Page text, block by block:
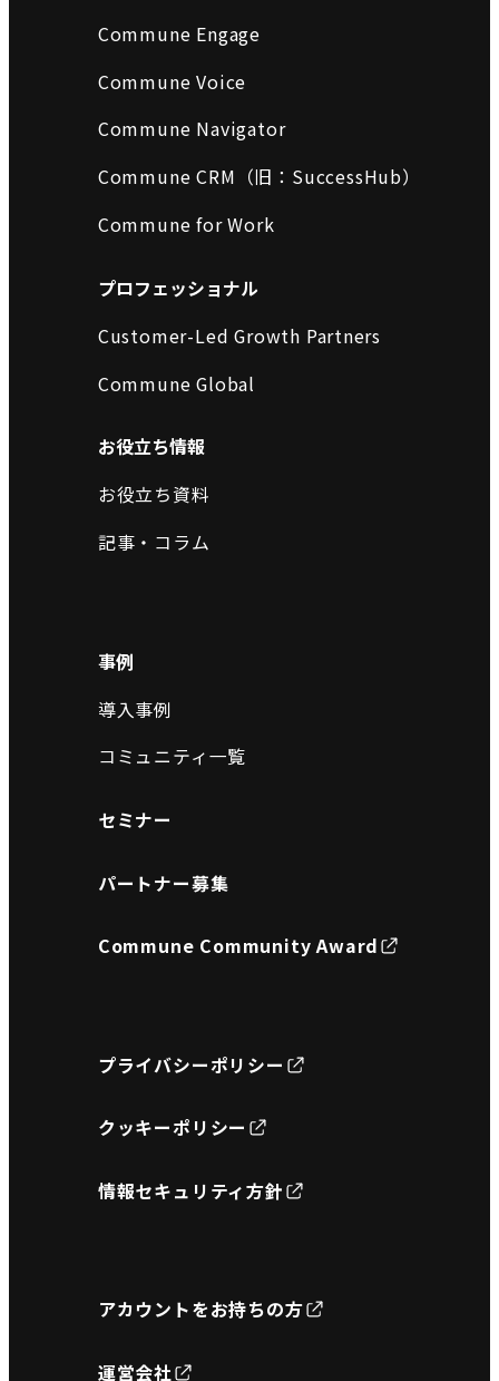
Commune Engage
Commune Voice
Commune Navigator
Commune CRM（旧：SuccessHub）
Commune for Work
プロフェッショナル
Customer-Led Growth Partners
Commune Global
お役立ち情報
お役立ち資料
記事・コラム
事例
導入事例
コミュニティ一覧
セミナー
パートナー募集
Commune Community Award
プライバシーポリシー
クッキーポリシー
情報セキュリティ方針
アカウントをお持ちの方
運営会社